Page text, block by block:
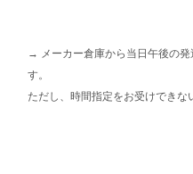
→ メーカー倉庫から当日午後の
す。
ただし、時間指定をお受けできな